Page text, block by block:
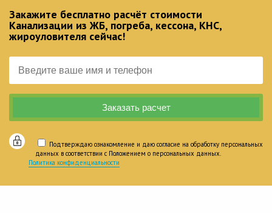
Закажите бесплатно расчёт стоимости
Канализации из ЖБ, погреба, кессона, КНС,
жироуловителя сейчас!
Подтверждаю ознакомление и даю согласие на обработку персональных
данных в соответствии с Положением о персональных данных.
Политика конфиденциальности